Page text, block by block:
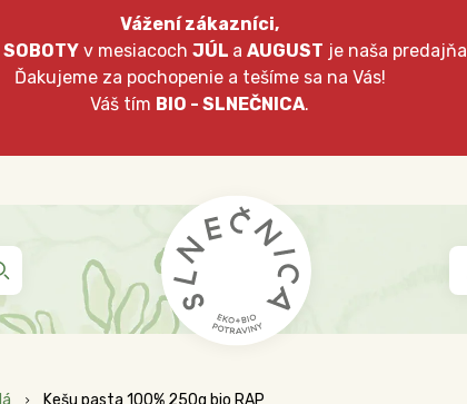
Vážení zákazníci,
SOBOTYv mesiacoch JÚL a AUGUST je naša predajňa
Ďakujeme za pochopenie a tešíme sa na Vás!
Váš tím BIO - SLNEČNICA.
Kešu pasta 100% 250g bio RAP